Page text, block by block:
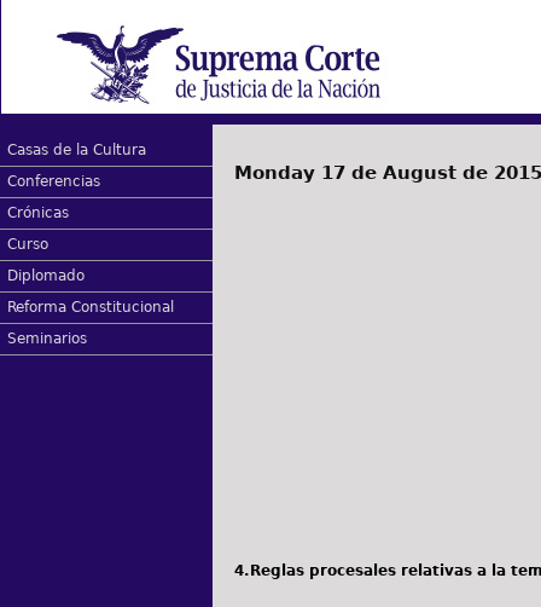
Casas de la Cultura
Conferencias
Crónicas
Curso
Diplomado
Reforma Constitucional
Seminarios
Monday 17 de August de 2015
4.Reglas procesales relativas a la